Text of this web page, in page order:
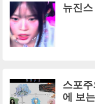
뉴진
스포
에 보